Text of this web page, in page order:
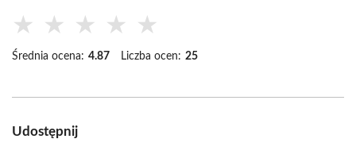
★ ★ ★ ★ ★
Średnia ocena: 4.87 Liczba ocen: 25
Udostępnij